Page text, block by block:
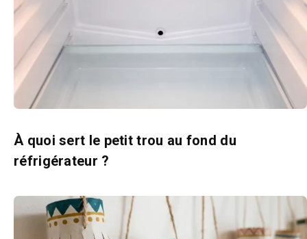
À quoi sert le petit trou au fond du
réfrigérateur ?